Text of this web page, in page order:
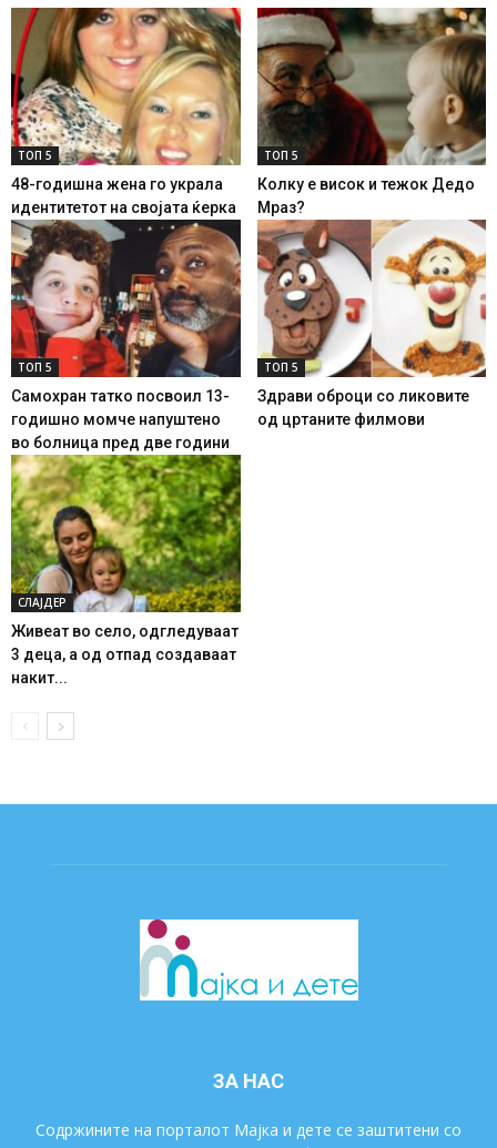
ТОП 5
48-годишна жена го украла
идентитетот на својата ќерка
ТОП 5
Колку е висок и тежок Дедо
Мраз?
ТОП 5
Самохран татко посвоил 13-
годишно момче напуштено
во болница пред две години
ТОП 5
Здрави оброци со ликовите
од цртаните филмови
СЛАЈДЕР
Живеат во село, одгледуваат
3 деца, а од отпад создаваат
накит...
ЗА НАС
Содржините на порталот Мајка и дете се заштитени со